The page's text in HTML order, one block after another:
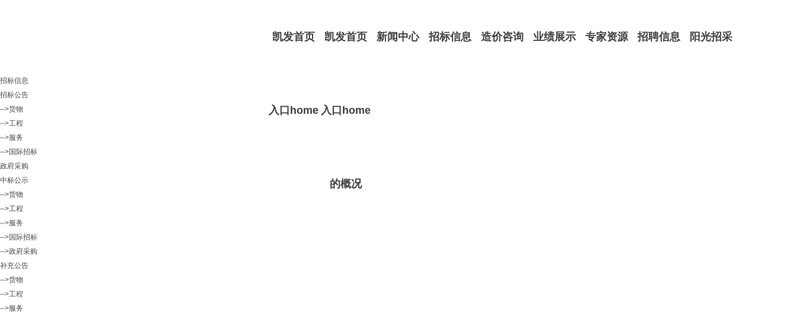
凯发首页
入口home
凯发首页
入口home
的概况
新闻中心 招标信息 造价咨询 业绩展示 专家资源 招聘信息 阳光招采
招标信息
招标公告
-->货物
-->工程
-->服务
-->国际招标
政府采购
中标公示
-->货物
-->工程
-->服务
-->国际招标
-->政府采购
补充公告
-->货物
-->工程
-->服务